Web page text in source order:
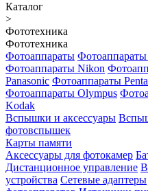
Каталог
>
Фототехника
Фототехника
Фотоаппараты Фотоаппараты
Фотоаппараты Nikon
Panasonic Фотоаппараты
Фотоаппараты Olympus
Kodak
Вспышки и аксессуары
фотовспышек
Карты памяти
Аксессуары для фотокамер
Дистанционное управление
устройства Сетевые адаптеры